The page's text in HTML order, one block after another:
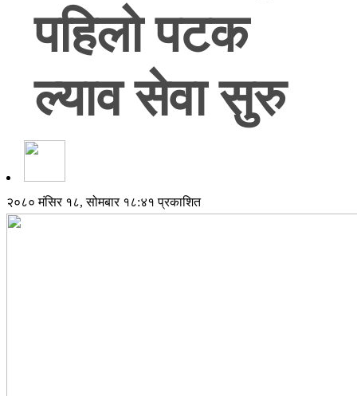
पहिलो पटक
ल्याव सेवा सुरु
२०८० मंसिर १८, सोमबार १८:४१ प्रकाशित